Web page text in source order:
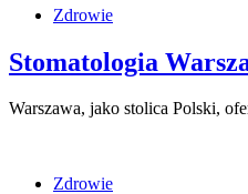
Zdrowie
Stomatologia
Warszawa, jako stolica Polski,
Zdrowie